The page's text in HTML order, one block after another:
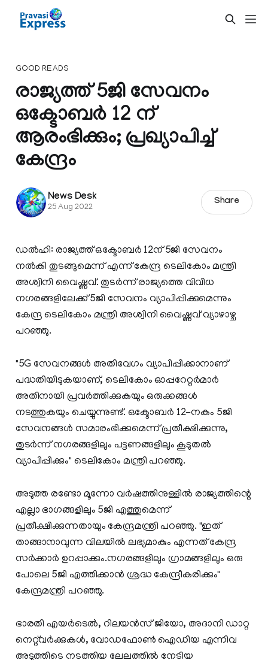
GOOD READS
രാജ്യത്ത് 5ജി സേവനം
ഒക്ടോബർ 12 ന്
ആരംഭിക്കും; പ്രഖ്യാപിച്ച്
കേന്ദ്രം
News Desk
25 Aug 2022
Share
ഡൽഹി: രാജ്യത്ത് ഒക്ടോബർ 12ന് 5ജി സേവനം
നൽകി തുടങ്ങുമെന്ന് എന്ന് കേന്ദ്ര ടെലികോം മന്ത്രി
അശ്വിനി വൈഷ്ണവ്. തുടര്‍ന്ന് രാജ്യത്തെ വിവിധ
നഗരങ്ങളിലേക്ക് 5ജി സേവനം വ്യാപിപ്പിക്കുമെന്നും
കേന്ദ്ര ടെലികോം മന്ത്രി അശ്വിനി വൈഷ്ണവ് വ്യാഴാഴ്ച
പറഞ്ഞു.
"5G സേവനങ്ങൾ അതിവേഗം വ്യാപിപ്പിക്കാനാണ്
പദ്ധതിയിടുകയാണ്, ടെലികോം ഓപ്പറേറ്റർമാർ
അതിനായി പ്രവർത്തിക്കുകയും ഒരുക്കങ്ങള്‍
നടത്തുകയും ചെയ്യുന്നുണ്ട്. ഒക്ടോബർ 12-നകം 5ജി
സേവനങ്ങൾ സമാരംഭിക്കുമെന്ന് പ്രതീക്ഷിക്കുന്നു,
തുടർന്ന് നഗരങ്ങളിലും പട്ടണങ്ങളിലും കൂടുതൽ
വ്യാപിപ്പിക്കും" ടെലികോം മന്ത്രി പറഞ്ഞു.
അടുത്ത രണ്ടോ മൂന്നോ വർഷത്തിനുള്ളിൽ രാജ്യത്തിന്റെ
എല്ലാ ഭാഗങ്ങളിലും 5ജി എത്തുമെന്ന്
പ്രതീക്ഷിക്കുന്നതായും കേന്ദ്രമന്ത്രി പറഞ്ഞു. "ഇത്
താങ്ങാനാവുന്ന വിലയിൽ ലഭ്യമാകും എന്നത് കേന്ദ്ര
സര്‍ക്കാര്‍ ഉറപ്പാക്കും.നഗരങ്ങളിലും ഗ്രാമങ്ങളിലും ഒരു
പോലെ 5ജി എത്തിക്കാന്‍ ശ്രദ്ധ കേന്ദ്രീകരിക്കും"
കേന്ദ്രമന്ത്രി പറഞ്ഞു.
ഭാരതി എയർടെൽ, റിലയൻസ് ജിയോ, അദാനി ഡാറ്റ
നെറ്റ്‌വർക്കുകൾ, വോഡഫോൺ ഐഡിയ എന്നിവ
അടുത്തിടെ നടത്തിയ ലേലത്തിൽ നേടിയ